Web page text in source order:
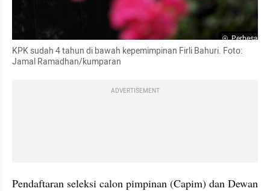
Perbesar
KPK sudah 4 tahun di bawah kepemimpinan Firli Bahuri. Foto:
Jamal Ramadhan/kumparan
ADVERTISEMENT
Pendaftaran seleksi calon pimpinan (Capim) dan Dewan